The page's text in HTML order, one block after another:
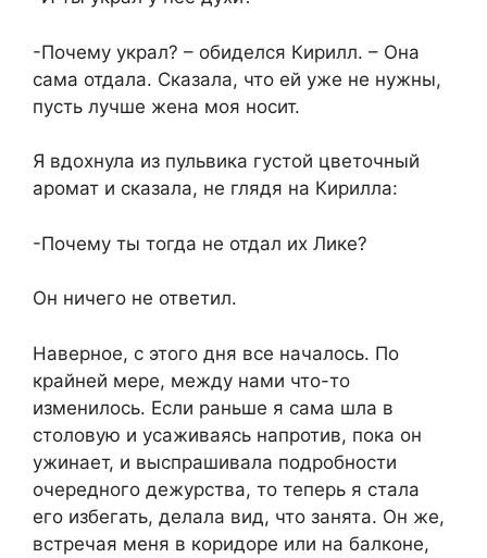
-Почему украл? – обиделся Кирилл. – Она
сама отдала. Сказала, что ей уже не нужны,
пусть лучше жена моя носит.
Я вдохнула из пульвика густой цветочный
аромат и сказала, не глядя на Кирилла:
-Почему ты тогда не отдал их Лике?
Он ничего не ответил.
Наверное, с этого дня все началось. По
крайней мере, между нами что-то
изменилось. Если раньше я сама шла в
столовую и усаживаясь напротив, пока он
ужинает, и выспрашивала подробности
очередного дежурства, то теперь я стала
его избегать, делала вид, что занята. Он же,
встречая меня в коридоре или на балконе,